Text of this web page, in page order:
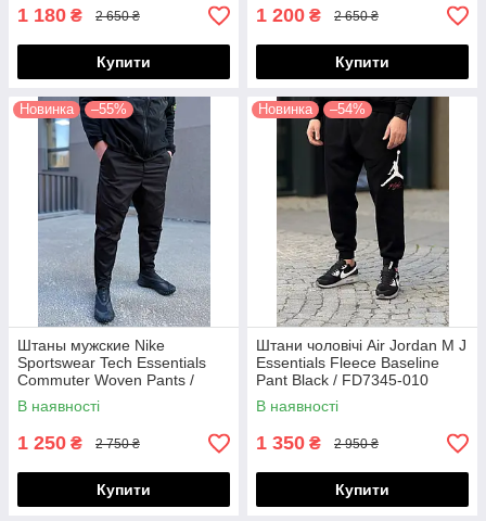
1 180 ₴ 2 650 ₴
Купити
1 200 ₴ 2 650 ₴
Купити
Новинка –55%
Штаны мужские Nike
Sportswear Tech Essentials
Commuter Woven Pants /
DH4225-010
В наявності
1 250 ₴ 2 750 ₴
Купити
Новинка –54%
Штани чоловічі Air Jordan M J
Essentials Fleece Baseline
Pant Black / FD7345-010
В наявності
1 350 ₴ 2 950 ₴
Купити